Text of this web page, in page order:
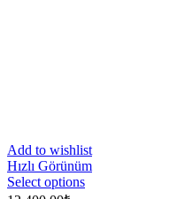
Add to wishlist
Hızlı Görünüm
Select options